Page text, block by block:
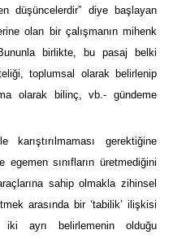
düşüncelerdir” diye başlayan
olan bir çalışmanın mihenk
birlikte, bu pasaj belki
toplumsal olarak belirlenip
olarak bilinç, vb.- gündeme
karıştırılmaması gerektiğine
sınıfların üretmediğini
sahip olmakla zihinsel
arasında bir ‘tabilik’ ilişkisi
ayrı belirlemenin olduğu